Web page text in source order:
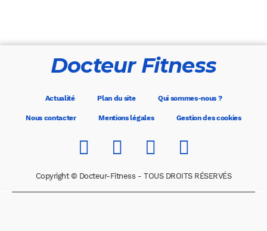
Docteur Fitness
Actualité Plan du site Qui sommes-nous ?
Nous contacter Mentions légales Gestion des cookies
Copyright © Docteur-Fitness - TOUS DROITS RÉSERVÉS